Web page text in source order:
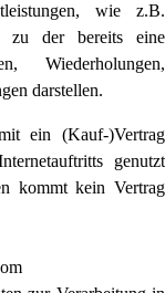
wie z.B.
zu der bereits eine
Wiederholungen,
darstellen.
ein (Kauf-)Vertrag
genutzt
kommt kein Vertrag